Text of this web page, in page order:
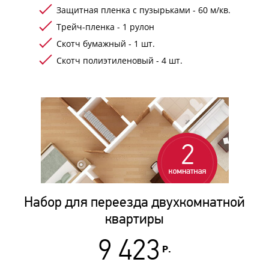
Защитная пленка с пузырьками - 60 м/кв.
Трейч-пленка - 1 рулон
Скотч бумажный - 1 шт.
Скотч полиэтиленовый - 4 шт.
Набор для переезда двухкомнатной
квартиры
9 423 Р.